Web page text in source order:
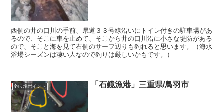
西側の井の口川の手前、県道３３号線沿いにトイレ付きの駐車場があ
るので、そこに車を止めて、そこから井の口川沿に小さな堤防がある
ので、そこと海を見て右側のサーフ辺りも釣れると思います。（海水
浴場シーズンは凄い人なので釣りは厳しいかもです。）
釣り場ポイント 「石鏡漁港」三重県/鳥羽市